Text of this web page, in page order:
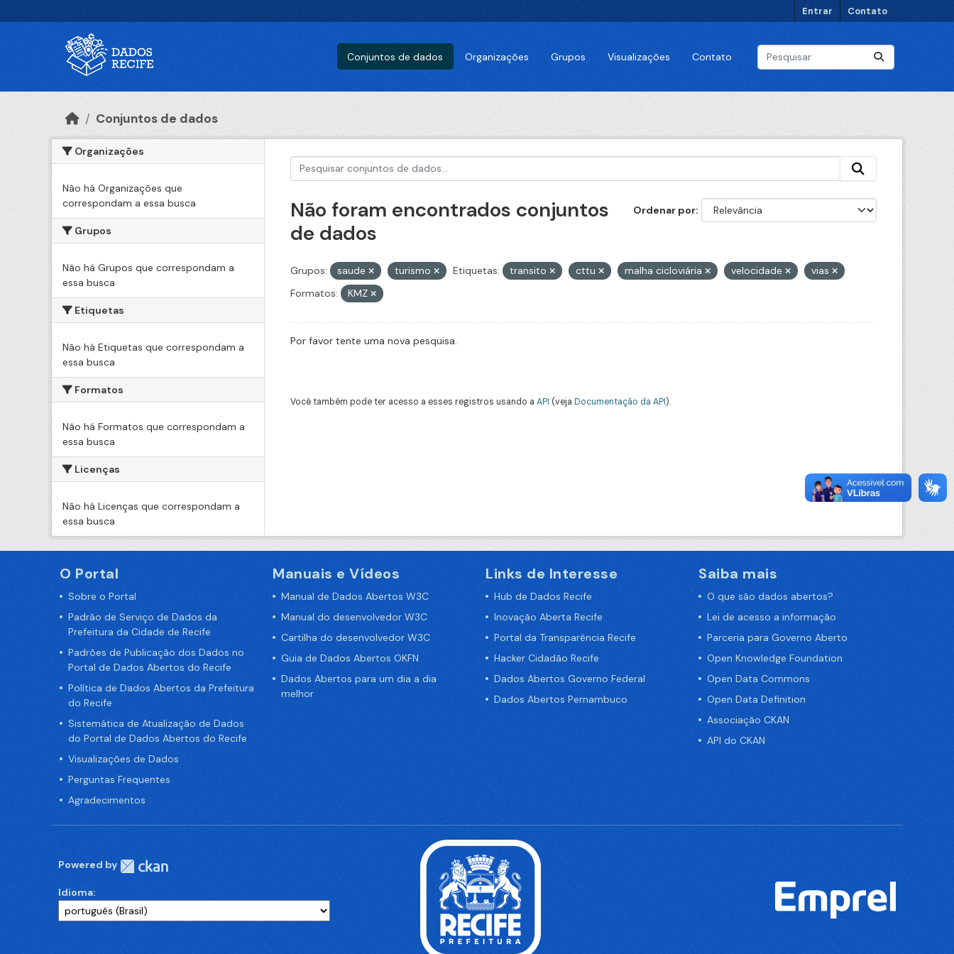
Entrar Contato
Conjuntos de dados Organizações Grupos Visualizações Contato
Conjuntos de dados
Organizações
Não há Organizações que
correspondam a essa busca
Grupos
Não há Grupos que correspondam a
essa busca
Etiquetas
Não há Etiquetas que correspondam a
essa busca
Formatos
Não há Formatos que correspondam a
essa busca
Licenças
Não há Licenças que correspondam a
essa busca
Ordenar por
Não foram encontrados conjuntos
de dados
Grupos: saude turismo Etiquetas: transito cttu malha cicloviária velocidade
vias
Formatos:
KMZ
Por favor tente uma nova pesquisa.
Você também pode ter acesso a esses registros usando a API (veja Documentação da API).
O Portal
Sobre o Portal
Padrão de Serviço de Dados da
Prefeitura da Cidade de Recife
Padrões de Publicação dos Dados no
Portal de Dados Abertos do Recife
Política de Dados Abertos da Prefeitura
do Recife
Sistemática de Atualização de Dados
do Portal de Dados Abertos do Recife
Visualizações de Dados
Perguntas Frequentes
Agradecimentos
Manuais e Vídeos
Manual de Dados Abertos W3C
Manual do desenvolvedor W3C
Cartilha do desenvolvedor W3C
Guia de Dados Abertos OKFN
Dados Abertos para um dia a dia
melhor
Links de Interesse
Hub de Dados Recife
Inovação Aberta Recife
Portal da Transparência Recife
Hacker Cidadão Recife
Dados Abertos Governo Federal
Dados Abertos Pernambuco
Saiba mais
O que são dados abertos?
Lei de acesso a informação
Parceria para Governo Aberto
Open Knowledge Foundation
Open Data Commons
Open Data Definition
Associação CKAN
API do CKAN
Powered by
Idioma